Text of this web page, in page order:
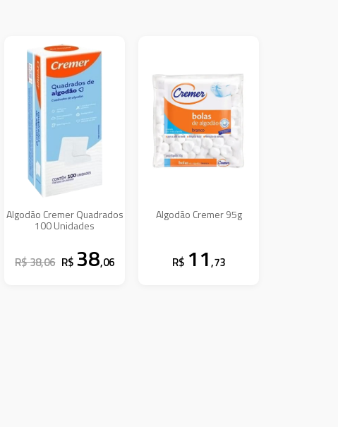
Algodão Cremer Quadrados
100 Unidades
R$ 38,06 R$ 38,06
Algodão Cremer 95g
R$ 11,73